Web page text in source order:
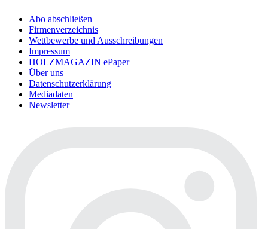
Abo abschließen
Firmenverzeichnis
Wettbewerbe und Ausschreibungen
Impressum
HOLZMAGAZIN ePaper
Über uns
Datenschutzerklärung
Mediadaten
Newsletter